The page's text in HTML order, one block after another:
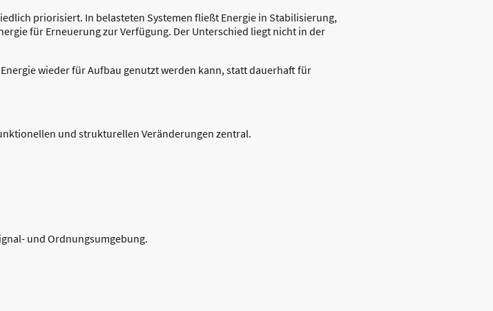
priorisiert. In belasteten Systemen fließt Energie in Stabilisierung,
für Erneuerung zur Verfügung. Der Unterschied liegt nicht in der
wieder für Aufbau genutzt werden kann, statt dauerhaft für
und strukturellen Veränderungen zentral.
und Ordnungsumgebung.